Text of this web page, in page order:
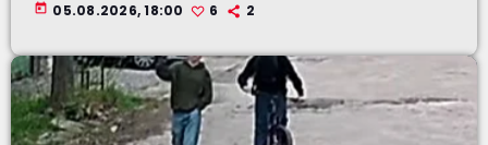
today 05.08.2026, 18:00 6 2